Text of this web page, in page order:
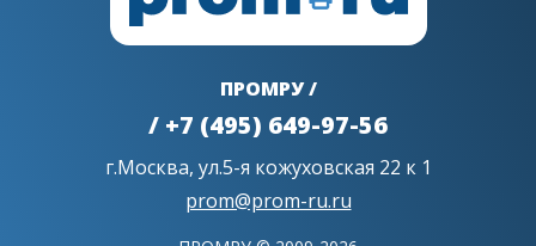
ПРОМРУ /
/ +7 (495) 649-97-56
г.Москва, ул.5-я кожуховская 22 к 1
prom@prom-ru.ru